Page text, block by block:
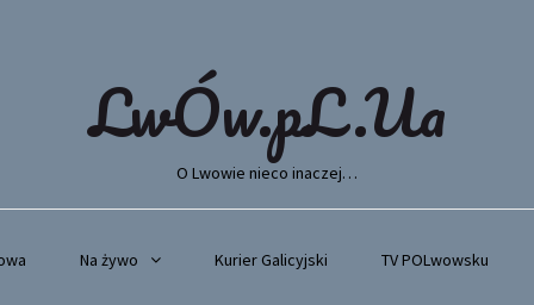
LwÓw.pL.Ua
O Lwowie nieco inaczej…
Na żywo Kurier Galicyjski TV POLwowsku